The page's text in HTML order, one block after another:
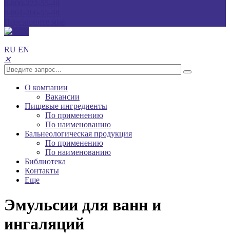
RU EN
✕
О компании
Вакансии
Пищевые ингредиенты
По применению
По наименованию
Бальнеологическая продукция
По применению
По наименованию
Библиотека
Контакты
Еще
Эмульсии для ванн и
ингаляций